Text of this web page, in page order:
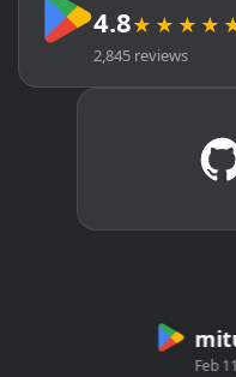
4.8
2,845 reviews
mitu
Feb 11,